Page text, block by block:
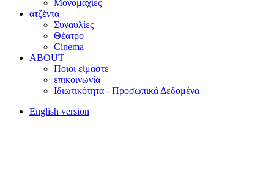
Μονομαχίες
ατζέντα
Συναυλίες
Θέατρο
Cinema
ABOUT
Ποιοι είμαστε
επικοινωνία
Ιδιωτικότητα - Προσωπικά Δεδομένα
English version